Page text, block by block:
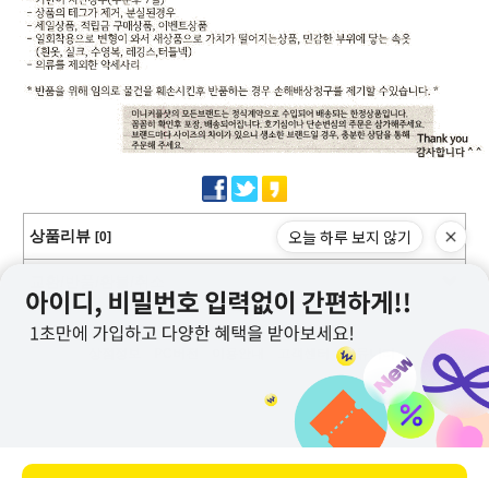
상품리뷰 [0]
커뮤니티
메일 : mncoupleshot@naver.com
오늘 하루 보지 않기